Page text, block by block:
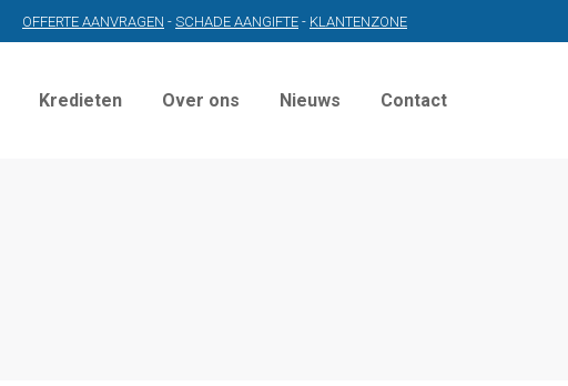
OFFERTE AANVRAGEN - SCHADE AANGIFTE - KLANTENZONE
Kredieten Over ons Nieuws Contact